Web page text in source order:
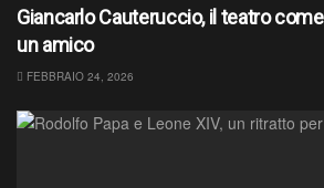
Giancarlo Cauteruccio, il teatro
un amico
FEBBRAIO 24, 2026